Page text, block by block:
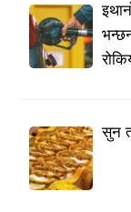
सुन